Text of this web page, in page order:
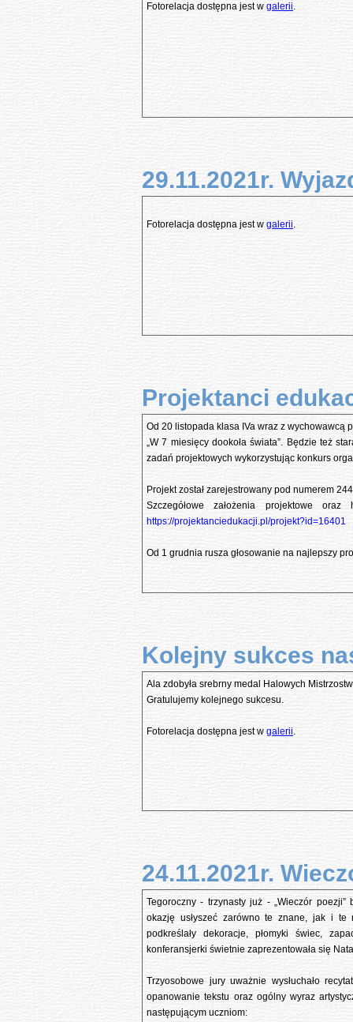
Fotorelacja dostępna jest w galerii.
29.11.2021r.
Fotorelacja dostępna jest w galerii.
Projektanci
Od 20 listopada klasa IVa wraz z
„W 7 miesięcy dookoła świata”. Będzie też
zadań projektowych wykorzystując konkurs
Projekt został zarejestrowany pod numerem
Szczegółowe założenia projektowe
https://projektanciedukacji.pl/projekt?id=16401
Od 1 grudnia rusza głosowanie na najlepszy
Kolejny sukces
Ala zdobyła srebrny medal Halowych
Gratulujemy kolejnego sukcesu.
Fotorelacja dostępna jest w galerii.
24.11.2021r.
Tegoroczny - trzynasty już - „Wieczór
okazję usłyszeć zarówno te znane, jak i te
podkreślały dekoracje, płomyki świec,
konferansjerki świetnie zaprezentowała się
Trzyosobowe jury uważnie wysłuchało
opanowanie tekstu oraz ogólny wyraz
następującym uczniom: